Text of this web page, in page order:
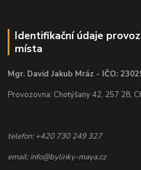
Identifikační údaje
místa
Mgr. David Jakub Mráz - IČO:
Provozovna: Chotýšany 42, 257 28,
telefon: +420 730 249 327
email: info@bylinky-maya.cz